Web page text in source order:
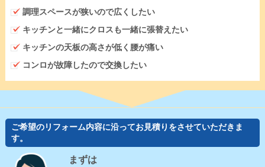
調理スペースが狭いので広くしたい
キッチンと一緒にクロスも一緒に張替えたい
キッチンの天板の高さが低く腰が痛い
コンロが故障したので交換したい
ご希望のリフォーム内容に沿ってお見積りをさせていただきま
す。
まずは